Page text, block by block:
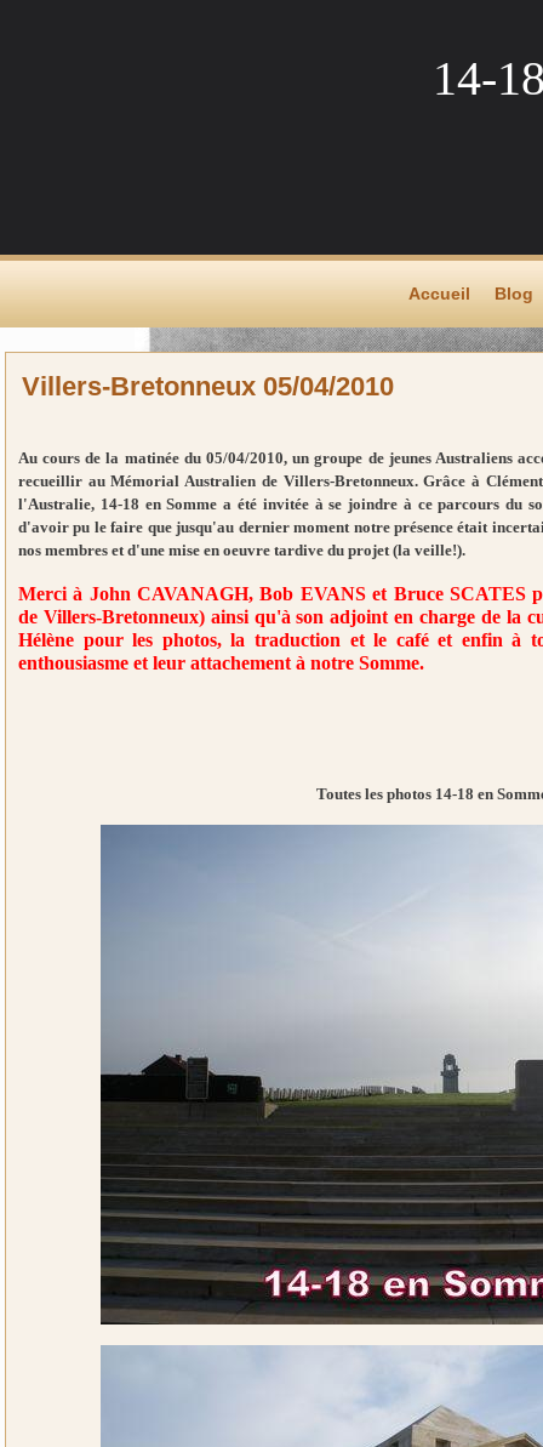
14-
Accueil Blog
Villers-Bretonneux 05/04/2010
Au cours de la matinée du 05/04/2010, un groupe de jeunes Australiens
recueillir au Mémorial Australien de Villers-Bretonneux. Grâce à
l'Australie, 14-18 en Somme a été invitée à se joindre à ce parcours du
d'avoir pu le faire que jusqu'au dernier moment notre présence était
nos membres et d'une mise en oeuvre tardive du projet (la veille!).
Merci à John CAVANAGH, Bob EVANS et Bruce SCATES
de Villers-Bretonneux) ainsi qu'à son adjoint en charge de la
Hélène pour les photos, la traduction et le café et enfin à
enthousiasme et leur attachement à notre Somme.
Toutes les photos 14-18 en